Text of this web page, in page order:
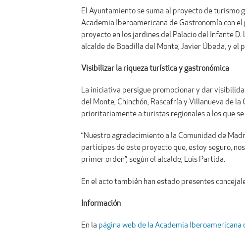
El Ayuntamiento se suma al proyecto de turismo
Academia Iberoamericana de Gastronomía con
proyecto en los jardines del Palacio del Infante
alcalde de Boadilla del Monte, Javier Úbeda, y
Visibilizar la riqueza turística y gastronómica
La iniciativa persigue promocionar y dar
del Monte, Chinchón, Rascafría y Villanueva de
prioritariamente a turistas regionales a los que
“Nuestro agradecimiento a la Comunidad de
partícipes de este proyecto que, estoy seguro,
primer orden”, según el alcalde, Luis Partida.
En el acto también han estado presentes
Información
En la página web de la Academia